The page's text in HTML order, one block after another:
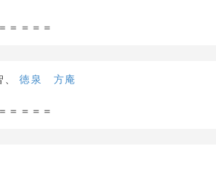
＝＝＝＝
、徳泉 方庵
＝＝＝＝